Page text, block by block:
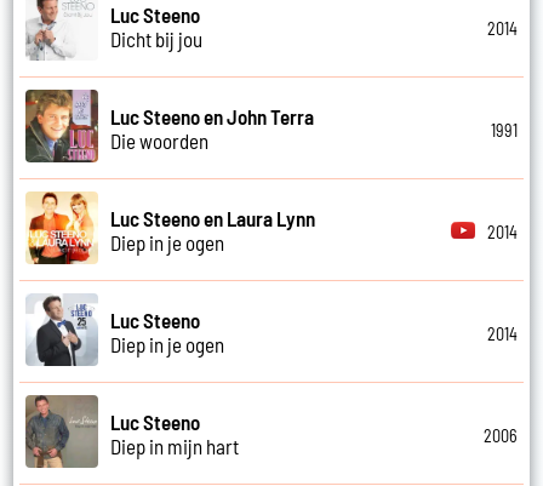
Luc Steeno
Dicht bij jou
2014
Luc Steeno en John Terra
Die woorden
1991
Luc Steeno en Laura Lynn
Diep in je ogen
2014
Luc Steeno
Diep in je ogen
2014
Luc Steeno
Diep in mijn hart
2006